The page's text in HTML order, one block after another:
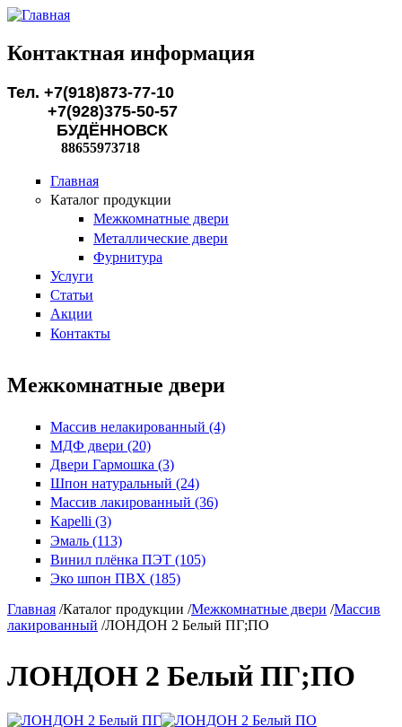
Перейти к основному содержанию
Контактная информация
Тел. +7(918)873-77-10
+7(928)375-50-57
БУДЁННОВСК
88655973718
Главная
Каталог продукции
Межкомнатные двери
Металлические двери
Фурнитура
Услуги
Статьи
Акции
Контакты
Межкомнатные двери
Массив нелакированный (4)
МДФ двери (20)
Двери Гармошка (3)
Шпон натуральный (24)
Массив лакированный (36)
Kapelli (3)
Эмаль (113)
Винил плёнка ПЭТ (105)
Эко шпон ПВХ (185)
Главная /Каталог продукции /Межкомнатные двери /Массив
лакированный /ЛОНДОН 2 Белый ПГ;ПО
ЛОНДОН 2 Белый ПГ;ПО